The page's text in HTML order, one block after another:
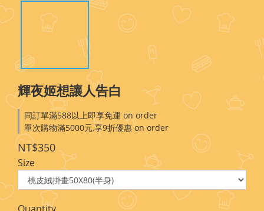
輝夜姬想讓人告白
同訂單滿588以上即享免運 on order
單次購物滿5000元,享9折優惠 on order
NT$350
Size